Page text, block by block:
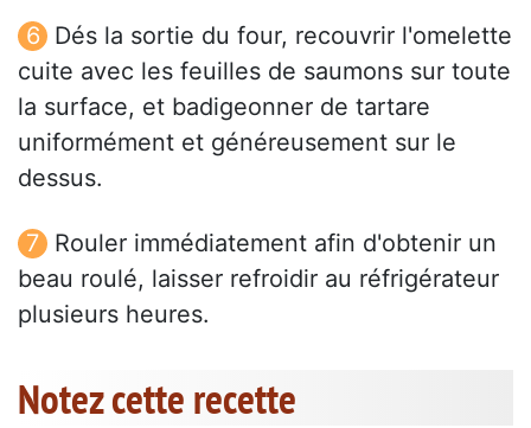
Dés la sortie du four, recouvrir l'omelette
cuite avec les feuilles de saumons sur toute
la surface, et badigeonner de tartare
uniformément et généreusement sur le
dessus.
Rouler immédiatement afin d'obtenir un
beau roulé, laisser refroidir au réfrigérateur
plusieurs heures.
Notez cette recette